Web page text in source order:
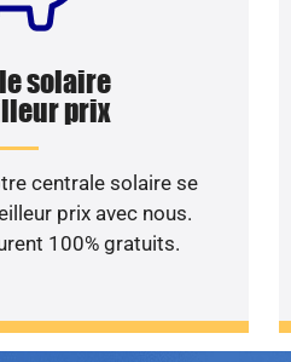
solaire
prix
centrale solaire se
prix avec nous.
100% gratuits.